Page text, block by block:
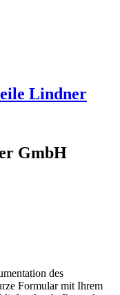
Lindner
GmbH
des
Formular mit Ihrem